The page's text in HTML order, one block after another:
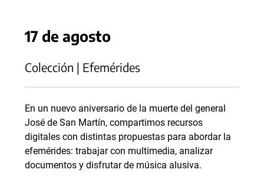
17 de agosto
Colección | Efemérides
En un nuevo aniversario de la muerte del general
José de San Martín, compartimos recursos
digitales con distintas propuestas para abordar la
efemérides: trabajar con multimedia, analizar
documentos y disfrutar de música alusiva.